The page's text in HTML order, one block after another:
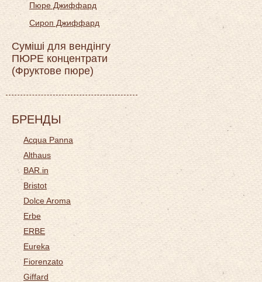
Пюре Джиффард
Сироп Джиффард
Суміші для вендінгу
ПЮРЕ концентрати
(Фруктове пюре)
БРЕНДЫ
Acqua Panna
Althaus
BAR.in
Bristot
Dolce Aroma
Erbe
ERBE
Eureka
Fiorenzato
Giffard